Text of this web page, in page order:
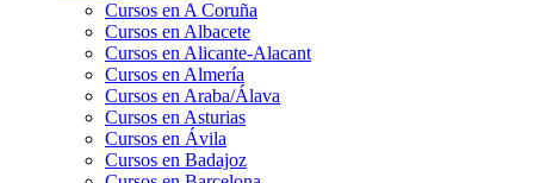
Cursos en A Coruña
Cursos en Albacete
Cursos en Alicante-Alacant
Cursos en Almería
Cursos en Araba/Álava
Cursos en Asturias
Cursos en Ávila
Cursos en Badajoz